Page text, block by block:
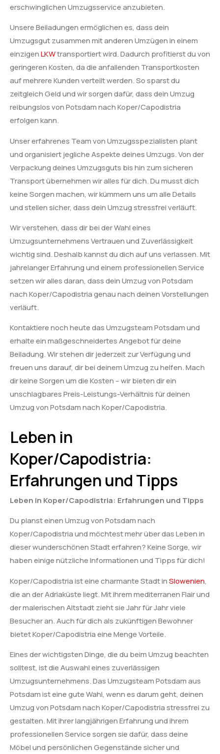
erschwinglichen Umzugsservice anzubieten.
Unsere Beiladungen ermöglichen es, dass dein
Umzugsgut zusammen mit anderen Umzügen in einem
einzigenLKWtransportiert wird. Dadurch profitierst du von
geringeren Kosten, da die anfallenden Transportkosten
auf mehrere Kunden verteilt werden. So sparst du
zeitgleich Geld und wir sorgen dafür, dass dein Umzug
reibungslos von Potsdam nach Koper/Capodistria
erfolgen kann.
Unser erfahrenes Team von Umzugsspezialisten plant
und organisiert jegliche Aspekte deines Umzugs. Von der
Verpackung deines Umzugsguts bis hin zum sicheren
Transport übernehmen wir alles für dich. Du musst dich
keine Sorgen machen, wir kümmern uns um alle Details
und stellen sicher, dass dein Umzug stressfrei verläuft.
Wir verstehen, dass dir bei der Wahl eines
Umzugsunternehmens Vertrauen und Zuverlässigkeit
wichtig sind. Deshalb kannst du dich auf uns verlassen. Mit
jahrelanger Erfahrung und einem professionellen Service
setzen wir alles daran, dass dein Umzug von Potsdam
nach Koper/Capodistria genau nach deinen Vorstellungen
verläuft.
Kontaktiere noch heute das Umzugsteam Potsdam und
erhalte ein maßgeschneidertes Angebot für deine
Beiladung. Wir stehen dir jederzeit zur Verfügung und
freuen uns darauf, dir bei deinem Umzug zu helfen. Mach
dir keine Sorgen um die Kosten – wir bieten dir ein
unschlagbares Preis-Leistungs-Verhältnis für deinen
Umzug von Potsdam nach Koper/Capodistria.
Leben in
Koper/Capodistria:
Erfahrungen und Tipps
Leben in Koper/Capodistria: Erfahrungen und Tipps
Du planst einen Umzug von Potsdam nach
Koper/Capodistria und möchtest mehr über das Leben in
dieser wunderschönen Stadt erfahren? Keine Sorge, wir
haben einige nützliche Informationen und Tipps für dich!
Koper/Capodistria ist eine charmante Stadt inSlowenien,
die an der Adriaküste liegt. Mit ihrem mediterranen Flair und
der malerischen Altstadt zieht sie Jahr für Jahr viele
Besucher an. Auch für dich als zukünftigen Bewohner
bietet Koper/Capodistria eine Menge Vorteile.
Eines der wichtigsten Dinge, die du beim Umzug beachten
solltest, ist die Auswahl eines zuverlässigen
Umzugsunternehmens. Das Umzugsteam Potsdam aus
Potsdam ist eine gute Wahl, wenn es darum geht, deinen
Umzug von Potsdam nach Koper/Capodistria stressfrei zu
gestalten. Mit ihrer langjährigen Erfahrung und ihrem
professionellen Service sorgen sie dafür, dass deine
Möbel und persönlichen Gegenstände sicher und